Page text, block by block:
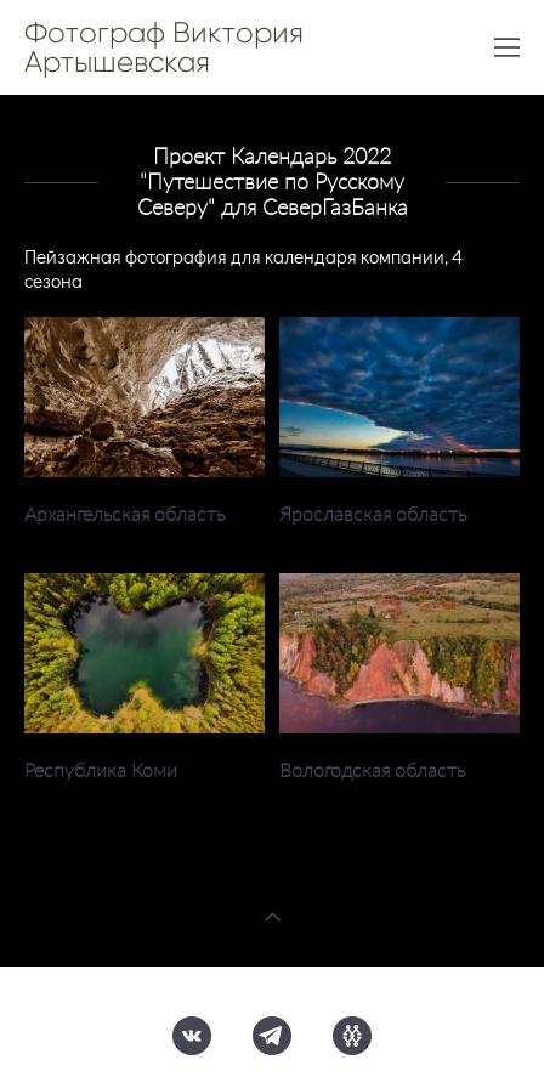
Фотограф Виктория
Артышевская
Проект Календарь 2022
"Путешествие по Русскому
Северу" для СеверГазБанка
Пейзажная фотография для календаря компании, 4
сезона
Архангельская область Ярославская область
Республика Коми Вологодская область